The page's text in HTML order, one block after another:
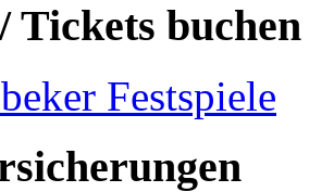
Tickets buchen
Festspiele